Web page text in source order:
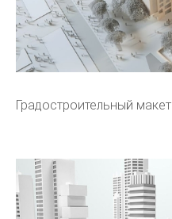
Градостроительный макет